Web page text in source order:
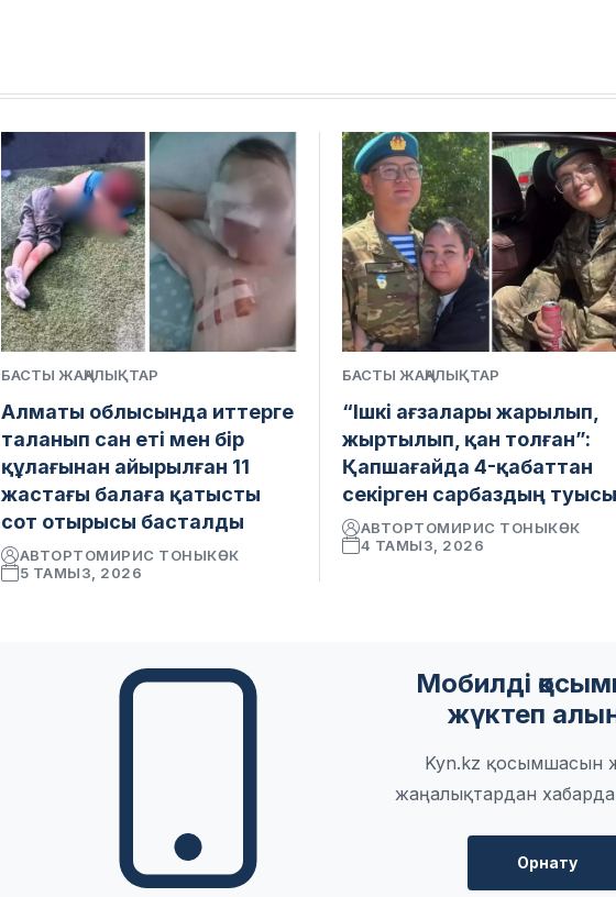
БАСТЫ ЖАҢАЛЫҚТАР
Алматы облысында иттерге
таланып сан еті мен бір
құлағынан айырылған 11
жастағы балаға қатысты
сот отырысы басталды
АВТОРТОМИРИС ТОНЫКӨК
5 ТАМЫЗ, 2026
БАСТЫ ЖАҢАЛЫҚТАР
“Ішкі ағзалары жарылып,
жыртылып, қан толған”:
Қапшағайда 4-қабаттан
секірген сарбаздың
АВТОРТОМИРИС ТОНЫКӨК
4 ТАМЫЗ, 2026
Мобилді
жүктеп
Kyn.kz қосымшасын
жаңалықтардан
Орнату